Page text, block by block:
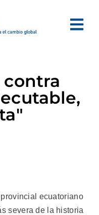
contra
ecuatoriano
severa de la historia